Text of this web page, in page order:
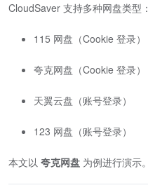
CloudSaver 支持多种网盘类型：
115 网盘（Cookie 登录）
夸克网盘（Cookie 登录）
天翼云盘（账号登录）
123 网盘（账号登录）
本文以 夸克网盘 为例进行演示。